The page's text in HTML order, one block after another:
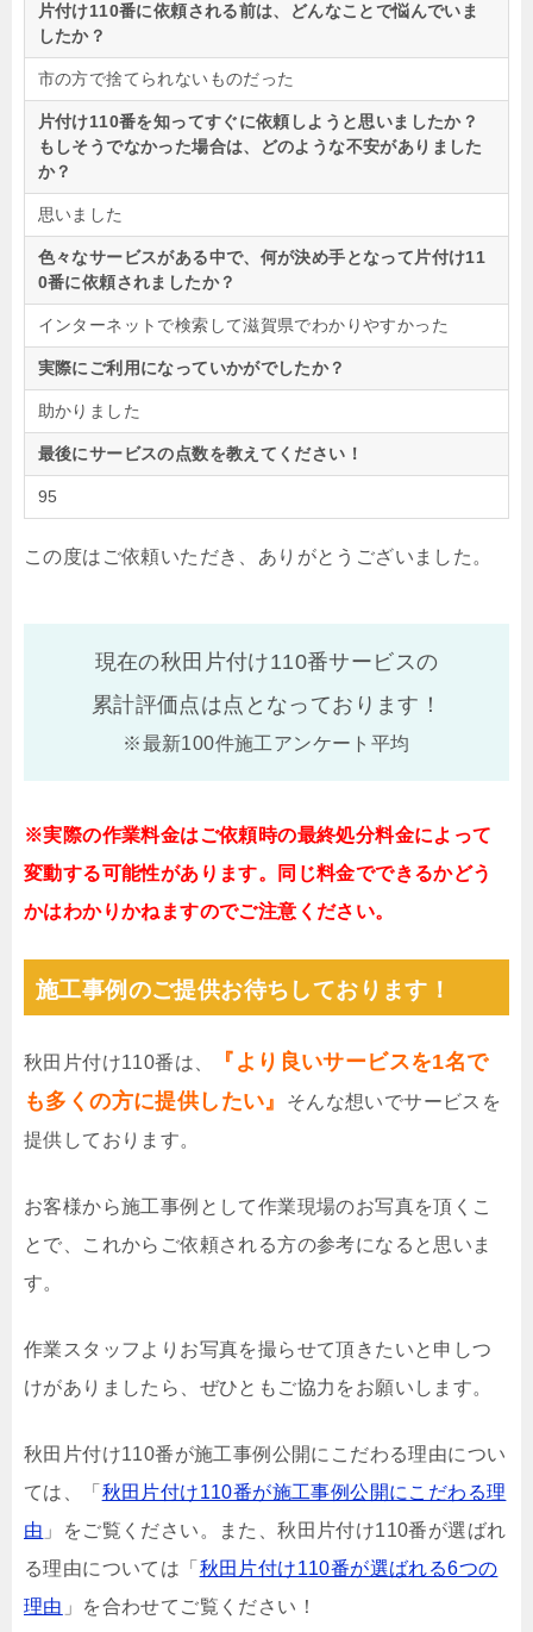
片付け110番に依頼される前は、どんなことで悩んでいま
したか？
市の方で捨てられないものだった
片付け110番を知ってすぐに依頼しようと思いましたか？
もしそうでなかった場合は、どのような不安がありました
か？
思いました
色々なサービスがある中で、何が決め手となって片付け11
0番に依頼されましたか？
インターネットで検索して滋賀県でわかりやすかった
実際にご利用になっていかがでしたか？
助かりました
最後にサービスの点数を教えてください！
95
この度はご依頼いただき、ありがとうございました。
現在の秋田片付け110番サービスの
累計評価点は点となっております！
※最新100件施工アンケート平均
※実際の作業料金はご依頼時の最終処分料金によって
変動する可能性があります。同じ料金でできるかどう
かはわかりかねますのでご注意ください。
施工事例のご提供お待ちしております！
秋田片付け110番は、
『より良いサービスを1名で
も多くの方に提供したい』
そんな想いでサービスを
提供しております。
お客様から施工事例として作業現場のお写真を頂くこ
とで、これからご依頼される方の参考になると思いま
す。
作業スタッフよりお写真を撮らせて頂きたいと申しつ
けがありましたら、ぜひともご協力をお願いします。
秋田片付け110番が施工事例公開にこだわる理由につい
ては、「 秋田片付け110番が施工事例公開にこだわる理
由 」をご覧ください。また、秋田片付け110番が選ばれ
る理由については「 秋田片付け110番が選ばれる6つの
理由 」を合わせてご覧ください！